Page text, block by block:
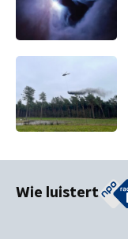
Wie luistert